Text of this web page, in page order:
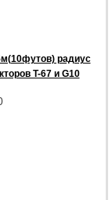
радиус
T-67 и G10